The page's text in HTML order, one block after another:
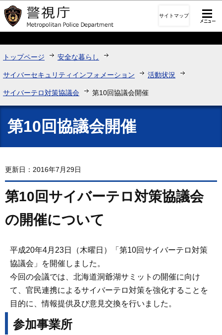
このページの本文へ移動
サイトマップ
トップページ 安全な暮らし
サイバーセキュリティインフォメーション 活動状況
サイバーテロ対策協議会 第10回協議会開催
第10回協議会開催
更新日：2016年7月29日
第10回サイバーテロ対策協議会
の開催について
平成20年4月23日（木曜日）「第10回サイバーテロ対策
協議会」を開催しました。
今回の会議では、北海道洞爺湖サミットの開催に向け
て、官民連携によるサイバーテロ対策を強化することを
目的に、情報提供及び意見交換を行いました。
参加事業所